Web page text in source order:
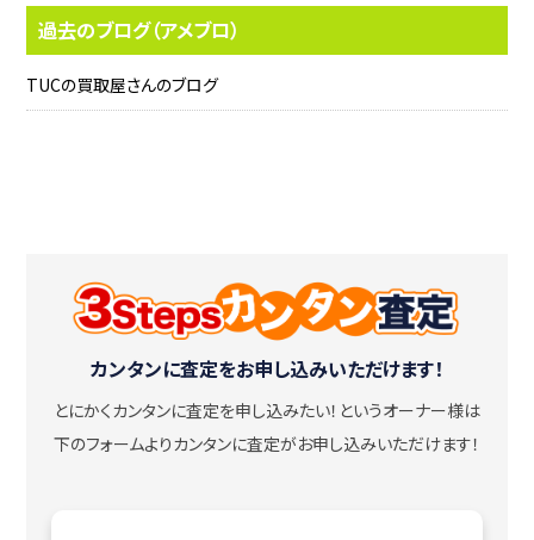
過去のブログ（アメブロ）
TUCの買取屋さんのブログ
カンタンに査定をお申し込みいただけます！
とにかくカンタンに査定を申し込みたい！ というオーナー様は
下のフォームよりカンタンに査定がお申し込みいただけます！